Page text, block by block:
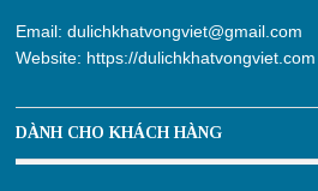
Email:dulichkhatvongviet@gmail.com
Website: https://dulichkhatvongviet.com
DÀNH CHO KHÁCH HÀNG